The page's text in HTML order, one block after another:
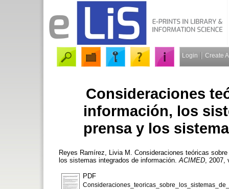
Login Create
Consideraciones
información, los
prensa y los
Reyes Ramírez, Livia M.
Consideraciones teóricas
los sistemas integrados de información. ACIMED ,
PDF